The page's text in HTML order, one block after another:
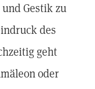
Gestik zu
des
geht
oder